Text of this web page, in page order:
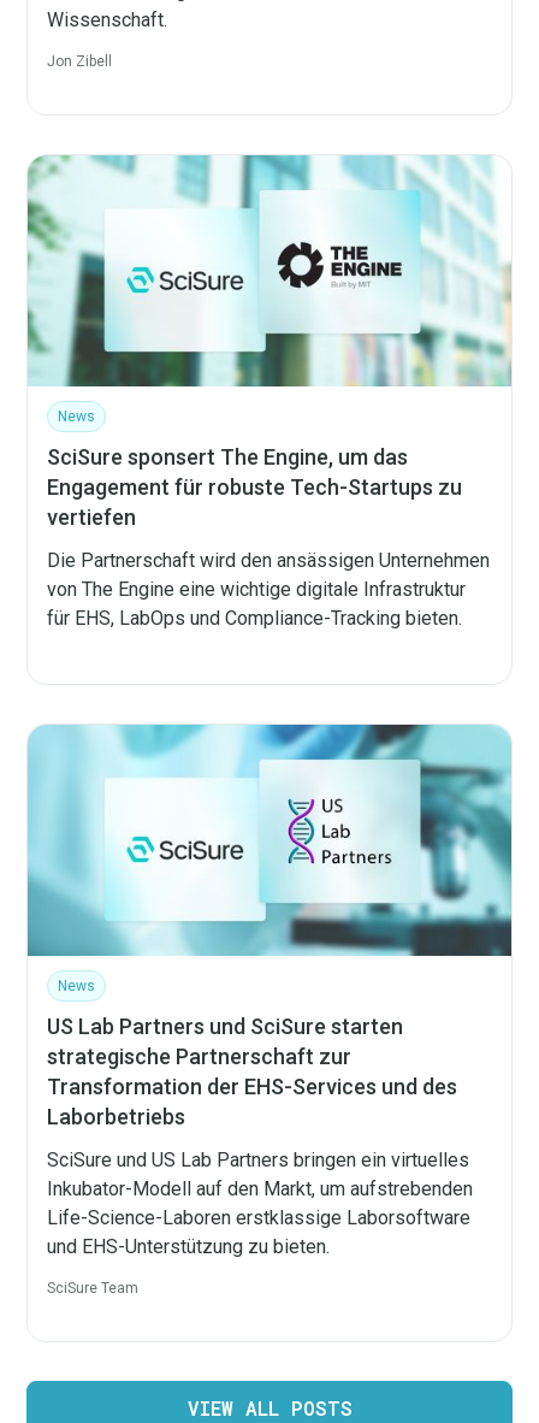
Wissenschaft.
Jon Zibell
News
SciSure sponsert The Engine, um das
Engagement für robuste Tech-Startups zu
vertiefen
Die Partnerschaft wird den ansässigen Unternehmen
von The Engine eine wichtige digitale Infrastruktur
für EHS, LabOps und Compliance-Tracking bieten.
News
US Lab Partners und SciSure starten
strategische Partnerschaft zur
Transformation der EHS-Services und des
Laborbetriebs
SciSure und US Lab Partners bringen ein virtuelles
Inkubator-Modell auf den Markt, um aufstrebenden
Life-Science-Laboren erstklassige Laborsoftware
und EHS-Unterstützung zu bieten.
SciSure Team
VIEW ALL POSTS